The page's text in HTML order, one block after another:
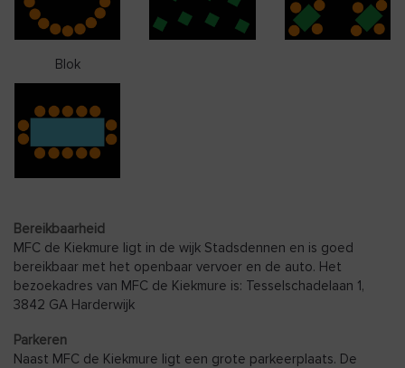
Blok
Bereikbaarheid
MFC de Kiekmure ligt in de wijk Stadsdennen en is goed
bereikbaar met het openbaar vervoer en de auto. Het
bezoekadres van MFC de Kiekmure is: Tesselschadelaan 1,
3842 GA Harderwijk
Parkeren
Naast MFC de Kiekmure ligt een grote parkeerplaats. De